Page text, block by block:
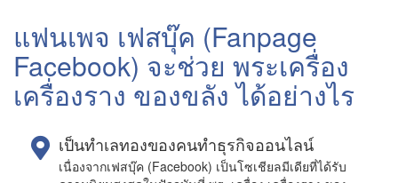
แฟนเพจ เฟสบุ๊ค (Fanpage
Facebook) จะช่วย พระเครื่อง
เครื่องราง ของขลัง ได้อย่างไร
เป็นทำเลทองของคนทำธุรกิจออนไลน์
เนื่องจากเฟสบุ๊ค (Facebook) เป็นโซเชียลมีเดียที่ได้รับ